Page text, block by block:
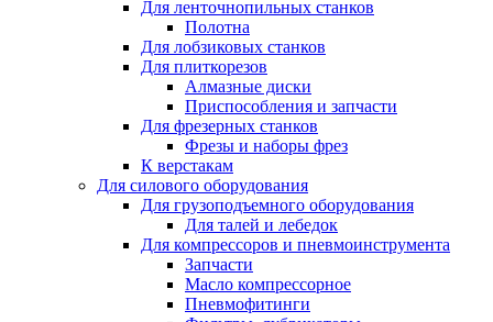
Для ленточнопильных станков
Полотна
Для лобзиковых станков
Для плиткорезов
Алмазные диски
Приспособления и запчасти
Для фрезерных станков
Фрезы и наборы фрез
К верстакам
Для силового оборудования
Для грузоподъемного оборудования
Для талей и лебедок
Для компрессоров и пневмоинструмента
Запчасти
Масло компрессорное
Пневмофитинги